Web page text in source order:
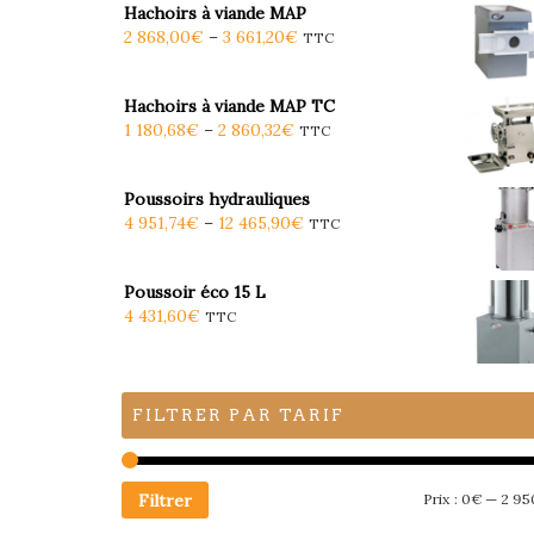
Hachoirs à viande MAP
2 868,00€ – 3 661,20€ TTC
Hachoirs à viande MAP TC
1 180,68€ – 2 860,32€ TTC
Poussoirs hydrauliques
4 951,74€ – 12 465,90€ TTC
Poussoir éco 15 L
4 431,60€ TTC
FILTRER PAR TARIF
Filtrer Prix : 0€ — 2